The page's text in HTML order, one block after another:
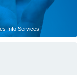
Info Services